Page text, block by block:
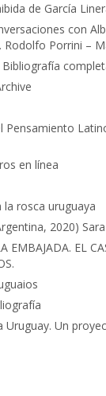
de García
con
Rodolfo Porrini –
Pensamiento
en línea
la rosca uruguaya
2020)
EMBAJADA. EL
Uruguay. Un